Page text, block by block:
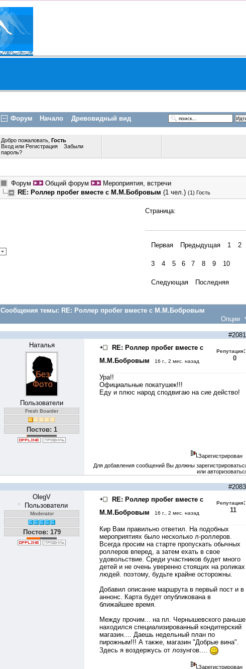
Форум Начало Древовидный вид
Добро пожаловать, Гость
Вход или Регистрация
Забыли
пароль?
Форум Общий форум
Мероприятия, встречи
RE: Роллер пробег вместе с М.М.Бобровым (1 чел.) (1) Гость
Страница:
Первая Предыдущая 1 2
3 4 5 6 7 8 9 10
Следующая Последняя
Сообщения темы: RE: Роллер пробег вместе с М.М.Бобровым
Опции
#2081
Наталья
Пользователи
Fresh Boarder
Постов: 1
RE: Роллер пробег вместе с
М.М.Бобровым
16 г., 2 мес. назад
Репутация:
0
Ура!!
Официальные покатушек!!!
Еду и плюс народ сподвигаю на сие действо!
Зарегистрирован
Для добавления сообщений Вы должны
или
#2083
OlegV
Пользователи
Moderator
Постов: 179
RE: Роллер пробег вместе с
М.М.Бобровым
16 г., 2 мес. назад
Репутация:
11
Кир Вам правильно ответил. На подобных
мероприятиях было несколько л-роллеров.
Всегда просим на старте пропускать обычных
роллеров вперед, а затем ехать в свое
удовольствие. Среди участников будет много
детей и не очень уверенно стоящих на роликах
людей. поэтому, будьте крайне осторожны.
Добавил описание маршрута в первый пост и в
аннонс. Карта будет опубликована в
ближайшее время.
Между прочим... на пл. Чернышевского раньше
находился специализированный кондитерский
магазин.... Даешь недельный план по
пирожным!!! А также, магазин "Добрые вина".
Здесь я воздержусь от лозунгов....
Зарегистрирован